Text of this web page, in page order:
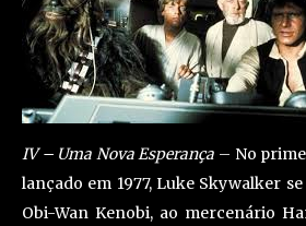
IV – Uma Nova Esperança – No
lançado em 1977, Luke Skywalker
Obi-Wan Kenobi, ao mercenário